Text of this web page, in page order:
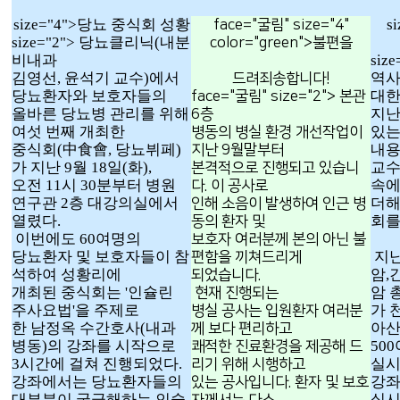
size="4">당뇨 중식회 성황
size="2"> 당뇨클리닉(내분
비내과
김영선, 윤석기 교수)에서
당뇨환자와 보호자들의
올바른 당뇨병 관리를 위해
여섯 번째 개최한
중식회(中食會, 당뇨뷔페)
가 지난 9월 18일(화),
오전 11시 30분부터 병원
연구관 2층 대강의실에서
열렸다.
이번에도 60여명의
당뇨환자 및 보호자들이 참
석하여 성황리에
개최된 중식회는 '인슐린
주사요법'을 주제로
한 남정옥 수간호사(내과
병동)의 강좌를 시작으로
3시간에 걸쳐 진행되었다.
강좌에서는 당뇨환자들의
face="굴림" size="4"
color="green">불편을
드려죄송합니다!
face="굴림" size="2"> 본관
6층
병동의 병실 환경 개선작업이
지난 9월말부터
본격적으로 진행되고 있습니
다. 이 공사로
인해 소음이 발생하여 인근 병
동의 환자 및
보호자 여러분께 본의 아닌 불
편함을 끼쳐드리게
되었습니다.
현재 진행되는
병실 공사는 입원환자 여러분
께 보다 편리하고
쾌적한 진료환경을 제공해 드
리기 위해 시행하고
있는 공사입니다. 환자 및 보호
역
대
지
있
내
교
속
더
회
지
암,
암
가
아
500
실
강